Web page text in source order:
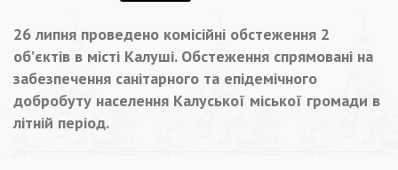
26 липня проведено комісійні обстеження 2
об’єктів в місті Калуші. Обстеження спрямовані на
забезпечення санітарного та епідемічного
добробуту населення Калуської міської громади в
літній період.